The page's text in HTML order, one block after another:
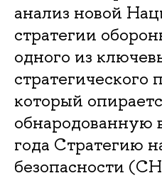
анализ новой
стратегии
одного из
стратегического
который
обнародованную
года Стратегию
безопасности